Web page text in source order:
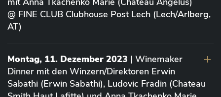
@ FINE CLUB Clubhouse Post Lech (Lech/Arlberg,
AT)
Montag, 11. Dezember 2023 | Winemaker
Dinner mit den Winzern/Direktoren Erwin
Sabathi (Erwin Sabathi), Ludovic Fradin (Chateau